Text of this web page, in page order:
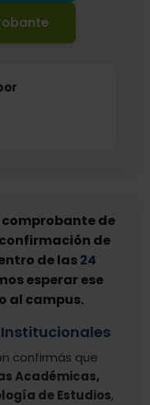
comprobante de
de
de las24
esperar ese
al campus.
confirmás que
Académicas,
de Estudios,